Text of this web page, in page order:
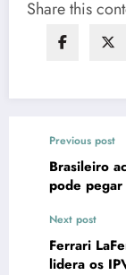
Share this
Previous post
Brasileiro
pode pegar
Next post
Ferrari
lidera os